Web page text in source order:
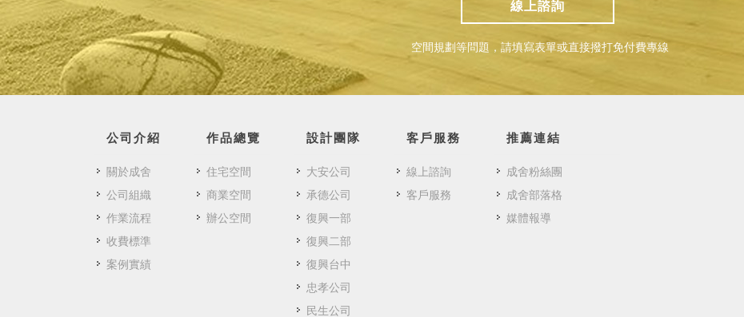
線上諮詢
空間規劃等問題，請填寫表單或直接撥打免付費專線
公司介紹
關於成舍
公司組織
作業流程
收費標準
案例實績
作品總覽
住宅空間
商業空間
辦公空間
設計團隊
大安公司
承德公司
復興一部
復興二部
復興台中
忠孝公司
民生公司
客戶服務
線上諮詢
客戶服務
推薦連結
成舍粉絲團
成舍部落格
媒體報導